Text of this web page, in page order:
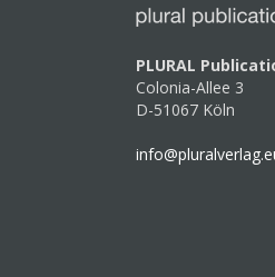
PLURAL
Colonia-Allee 3
D-51067 Köln